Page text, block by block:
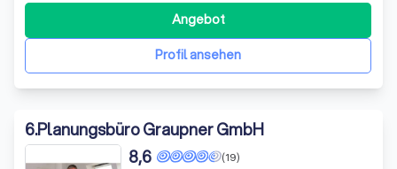
Erfahrung in der Architektur- und Ingenieurbau-Branche
bieten wir Ihnen maßgeschneiderte Lösungen für
öffentliche, gewerbliche und industrielle Projekte.
Profil ansehen
Angebot
6.Planungsbüro Graupner GmbH
(19)
8,6